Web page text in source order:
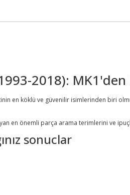
2018):
en köklü ve güvenilir isimlerinden biri
en önemli parça arama terimlerini ve
sonuclar